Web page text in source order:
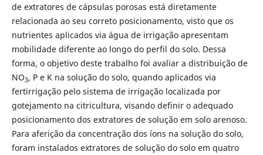
de extratores de cápsulas porosas está diretamente
relacionada ao seu correto posicionamento, visto que os
nutrientes aplicados via água de irrigação apresentam
mobilidade diferente ao longo do perfil do solo. Dessa
forma, o objetivo deste trabalho foi avaliar a distribuição de
NO3, P e K na solução do solo, quando aplicados via
fertirrigação pelo sistema de irrigação localizada por
gotejamento na citricultura, visando definir o adequado
posicionamento dos extratores de solução em solo arenoso.
Para aferição da concentração dos íons na solução do solo,
foram instalados extratores de solução do solo em quatro